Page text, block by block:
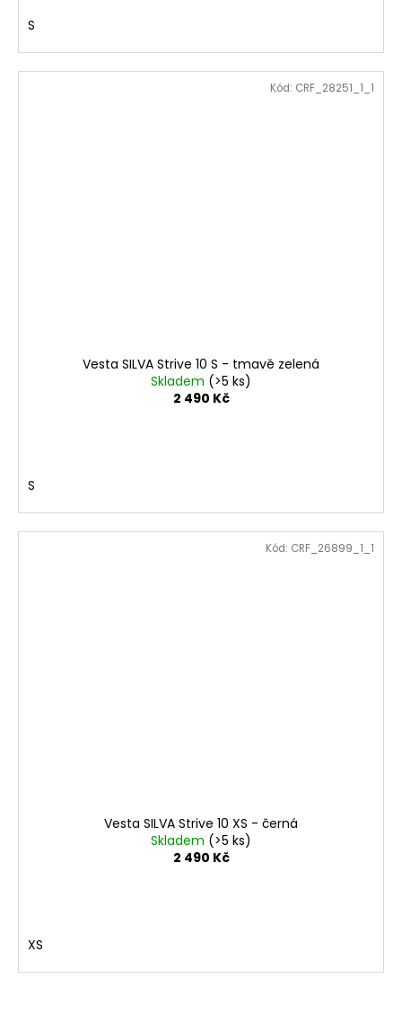
S
Vesta SILVA Strive 10 S - tmavě zelená
Skladem (>5 ks)
2 490 Kč
S
Kód: CRF_28251_1_1
Vesta SILVA Strive 10 XS - černá
Skladem (>5 ks)
2 490 Kč
XS
Kód: CRF_26899_1_1